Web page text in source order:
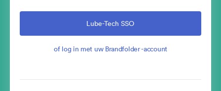
Lube-Tech SSO
of log in met uw Brandfolder -account